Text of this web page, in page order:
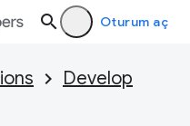
Oturum aç
Develop